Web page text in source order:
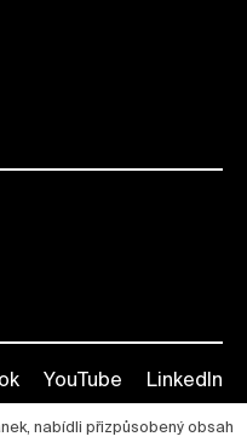
YouTube LinkedIn
nabídli přizpůsobený obsah